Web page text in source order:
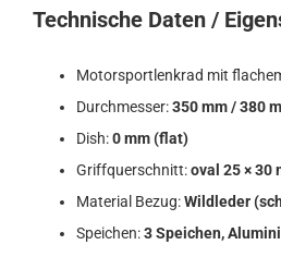
Technische Daten /
Motorsportlenkrad mit
Durchmesser:350 mm / 380
Dish:0 mm (flat)
Griffquerschnitt:oval 25 × 30
Material Bezug:Wildleder
Speichen:3 Speichen,